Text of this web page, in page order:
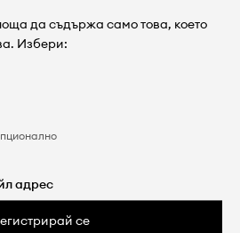
да съдържа само това, което
Избери:
се